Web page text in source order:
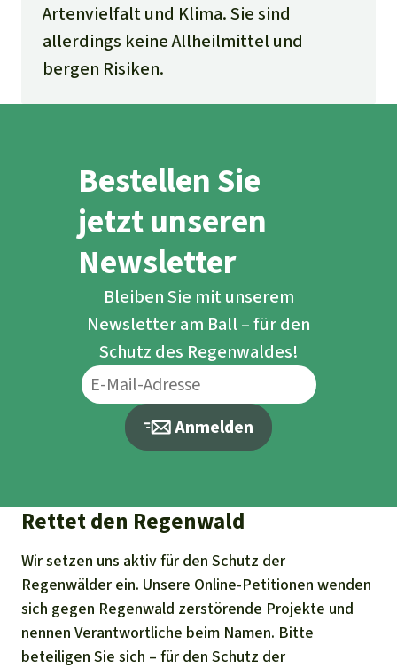
Artenvielfalt und Klima. Sie sind
allerdings keine Allheilmittel und
bergen Risiken.
Bestellen Sie
jetzt unseren
Newsletter
Bleiben Sie mit unserem
Newsletter am Ball – für den
Schutz des Regenwaldes!
Anmelden
Rettet den Regenwald
Wir setzen uns aktiv für den Schutz der
Regenwälder ein. Unsere Online-Petitionen wenden
sich gegen Regenwald zerstörende Projekte und
nennen Verantwortliche beim Namen. Bitte
beteiligen Sie sich – für den Schutz der